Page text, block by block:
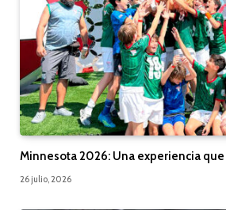
Minnesota 2026: Una experiencia
26 julio, 2026